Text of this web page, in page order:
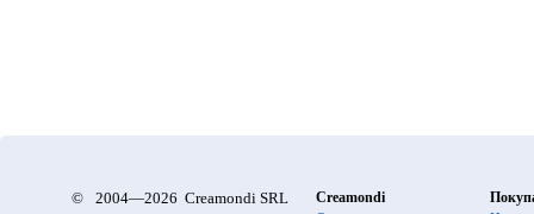
© 2004—2026 Creamondi SRL
Creamondi